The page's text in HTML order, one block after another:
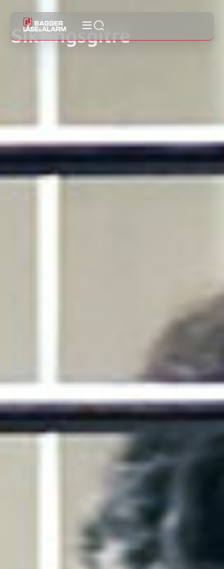
Sikringsgitre